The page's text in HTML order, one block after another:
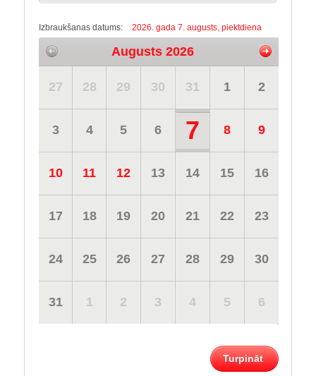
Izbraukšanas datums: 2026. gada 7. augusts, piektdiena
Augusts 2026
27 28 29 30 31 1 2
3 4 5 6 7 8 9
10 11 12 13 14 15 16
17 18 19 20 21 22 23
24 25 26 27 28 29 30
31 1 2 3 4 5 6
Turpināt